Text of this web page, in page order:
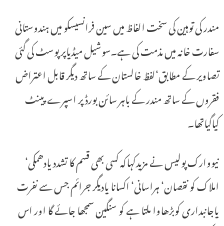
مندر کی توہین کی سخت الفاظ میں سین فرانسیسکو میں ہندوستانی
سفارت خانہ میں مذمت کی ہے۔سوشیل میڈیاپر پوسٹ کی گئی
تصاویر کے مطابق‘لفظ خالستان کے ساتھ دیگر قابل اعتراض
فقروں کے ساتھ مندر کے باہر سائن بورڈ پر اسپرے پینٹ
کیاگیاتھا۔
نیووارک پولیس نے مزیدکہاکہ کسی بھی قسم کا تشدد یادھمکی‘
املاک کو نقصان‘ ہراسانی‘ اکسانا یادیگر جرائم جس سے نفرت
یاجانبداری کوبڑھاوا ملتا ہے کو سنگین سمجھا جائے گا اور اس